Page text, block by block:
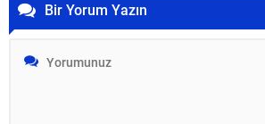
Bir Yorum Yazın